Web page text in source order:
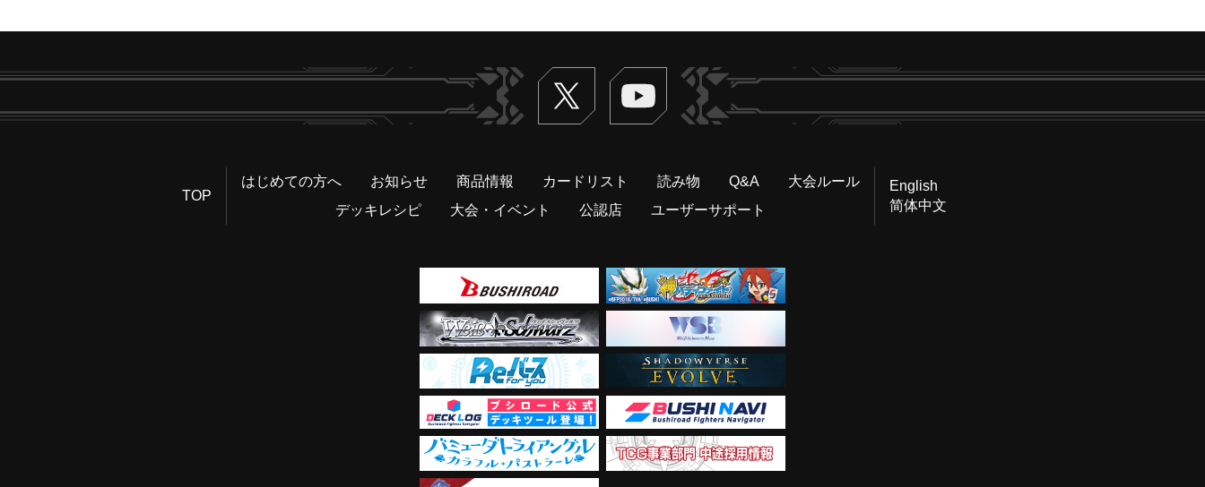
Twitter ヴァンガードch
TOP
はじめての方へ お知らせ 商品情報 カードリスト 読み物 Q&A
大会ルール
デッキレシピ
大会・イベント 公認店 ユーザーサポート
English
简体中文